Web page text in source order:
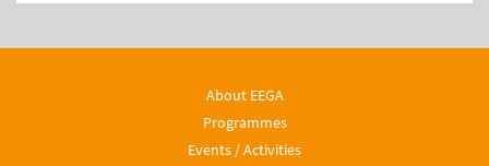
About EEGA
Programmes
Events / Activities